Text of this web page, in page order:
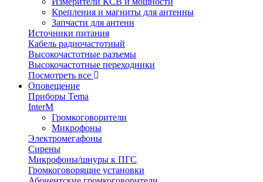
Крепления и магниты для антенны
Запчасти для антенн
Источники питания
Кабель радиочастотный
Высокочастотные разъемы
Высокочастотные переходники
Посмотреть все
Оповещение
Приборы Tema
InterM
Громкоговорители
Микрофоны
Электромегафоны
Сирены
Микрофоны/шнуры к ПГС
Громкоговорящие установки